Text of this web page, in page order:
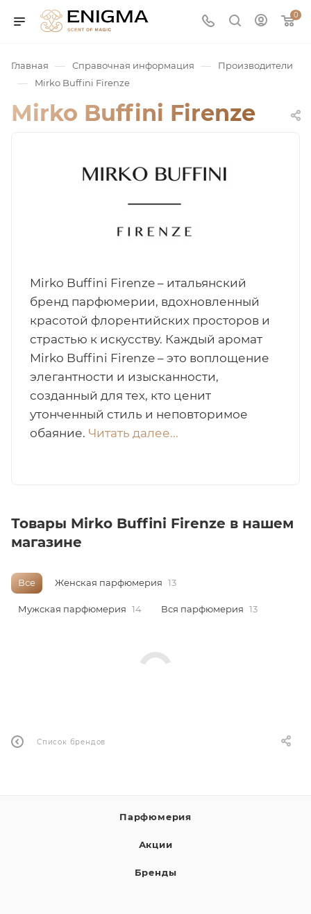
0
/ Нишевая
Арабская
Главная — Справочная информация — Производители
— Mirko Buffini Firenze
Mirko Buffini Firenze
Mirko Buffini Firenze – итальянский
бренд парфюмерии, вдохновленный
красотой флорентийских просторов и
страстью к искусству. Каждый аромат
Mirko Buffini Firenze – это воплощение
элегантности и изысканности,
созданный для тех, кто ценит
утонченный стиль и неповторимое
обаяние. Читать далее...
Товары Mirko Buffini Firenze в нашем
магазине
Все Женская парфюмерия 13
Мужская парфюмерия 14 Вся парфюмерия 13
Список брендов
Парфюмерия
Акции
Бренды